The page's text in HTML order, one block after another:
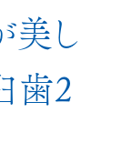
美し
歯2